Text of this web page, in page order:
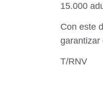
15.000
Con este
garantizar
T/RNV